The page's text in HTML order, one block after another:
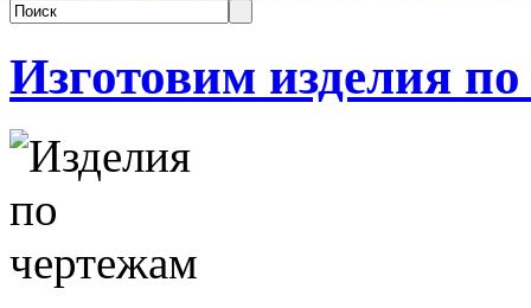
Изготовим изделия